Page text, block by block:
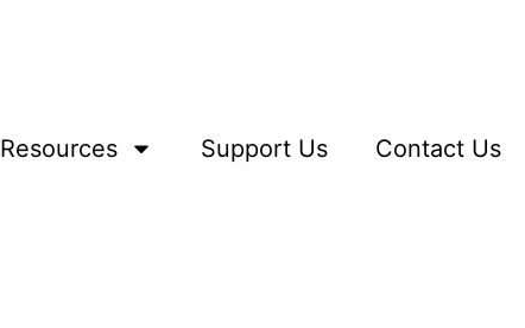
Resources Support Us Contact Us